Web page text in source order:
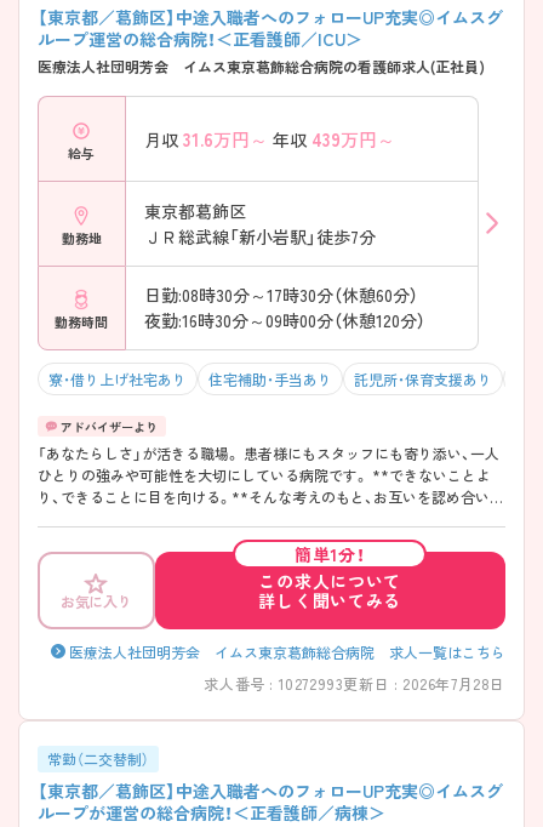
【東京都／葛飾区】中途入職者へのフォローUP充実◎イムスグ
ループ運営の総合病院！＜正看護師／ICU＞
医療法人社団明芳会 イムス東京葛飾総合病院の看護師求人(正社員)
給与
月収 31.6万円～ 年収 439万円～
勤務地
東京都葛飾区
ＪＲ総武線「新小岩駅」徒歩7分
勤務時間
日勤:08時30分～17時30分（休憩60分）
夜勤:16時30分～09時00分（休憩120分）
寮・借り上げ社宅あり 住宅補助・手当あり 託児所・保育支援あり
「あなたらしさ」が活きる職場。 患者様にもスタッフにも寄り添い、一人
ひとりの強みや可能性を大切にしている病院です。 **できないことよ
り、できることに目を向ける。**そんな考えのもと、お互いを認め合い、
験が浅い方やブランクのある方も安心して成長できる環境です◎
お気に入り
簡単1分！
この求人について
詳しく聞いてみる
医療法人社団明芳会 イムス東京葛飾総合病院 求人一覧はこちら
求人番号 : 10272993更新日 : 2026年7月28日
常勤（二交替制）
【東京都／葛飾区】中途入職者へのフォローUP充実◎イムスグ
ループが運営の総合病院！＜正看護師／病棟＞